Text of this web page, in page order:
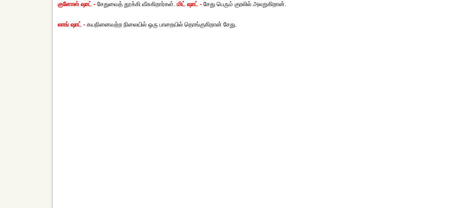
குளோஸ் ஷாட் - சேதுவைத் தூக்கி வீசுகிறார்கள். மிட் ஷாட் - சேது பெரும் குரலில் அலறுகிறான்.
லாங் ஷாட் - சுயநினைவற்ற நிலையில் ஒரு பாறையில் தொங்குகிறான் சேது.